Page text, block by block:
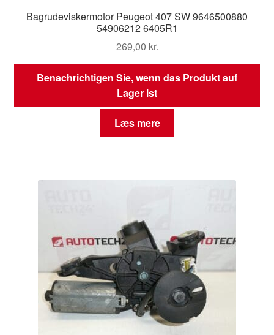
Bagrudeviskermotor Peugeot 407 SW 9646500880
54906212 6405R1
269,00 kr.
Benachrichtigen Sie, wenn das Produkt auf
Lager ist
Læs mere